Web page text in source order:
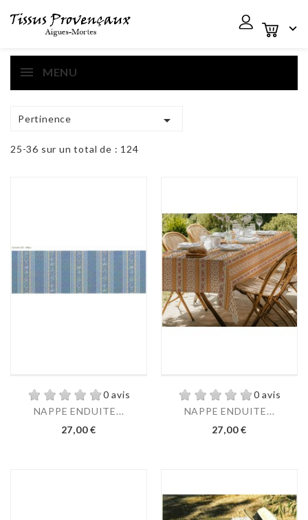

MENU
Pertinence 
25-36 sur un total de : 124
0 avis
NAPPE ENDUITE...
27,00 €
0 avis
NAPPE ENDUITE...
27,00 €